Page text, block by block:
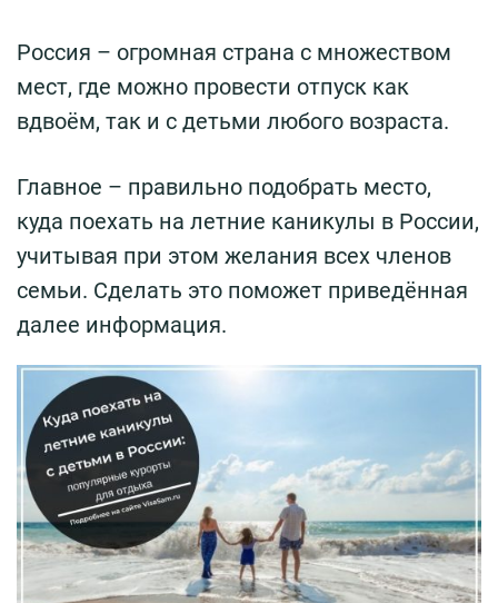
Россия – огромная страна с множеством
мест, где можно провести отпуск как
вдвоём, так и с детьми любого возраста.
Главное – правильно подобрать место,
куда поехать на летние каникулы в России,
учитывая при этом желания всех членов
семьи. Сделать это поможет приведённая
далее информация.